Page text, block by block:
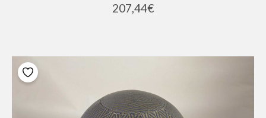
207,44€